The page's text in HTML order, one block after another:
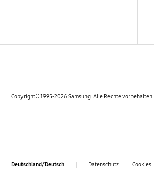
Copyright© 1995-2026 Samsung. Alle Rechte vorbehalten.
Deutschland/Deutsch Datenschutz Cookies